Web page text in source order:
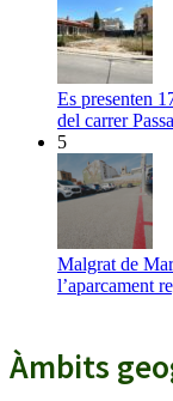
Es presenten
del carrer
5
Malgrat de
l’aparcament
Àmbits